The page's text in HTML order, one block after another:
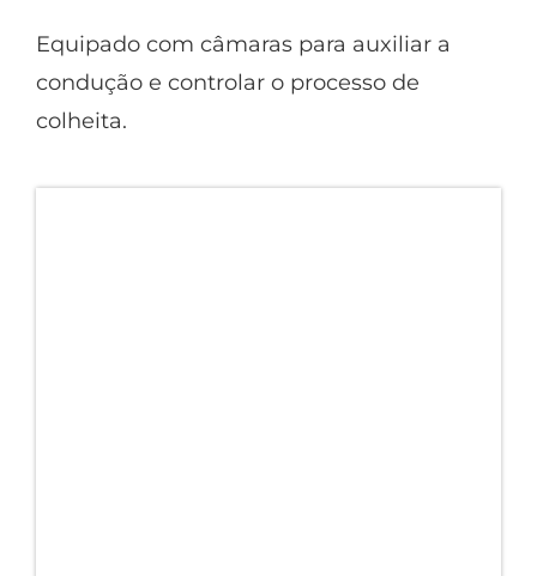
Equipado com câmaras para auxiliar a
condução e controlar o processo de
colheita.